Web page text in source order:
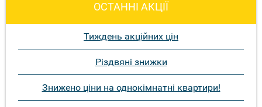
ОСТАННІ АКЦІЇ
Тиждень акційних цін
Різдвяні знижки
Знижено ціни на однокімнатні квартири!